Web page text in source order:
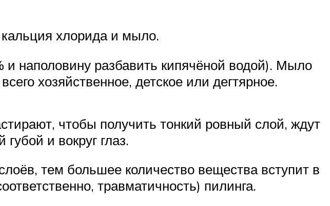
хлорида и мыло.
наполовину разбавить кипячёной водой). Мыло
хозяйственное, детское или дегтярное.
чтобы получить тонкий ровный слой, ждут
и вокруг глаз.
тем большее количество вещества вступит в
травматичность) пилинга.